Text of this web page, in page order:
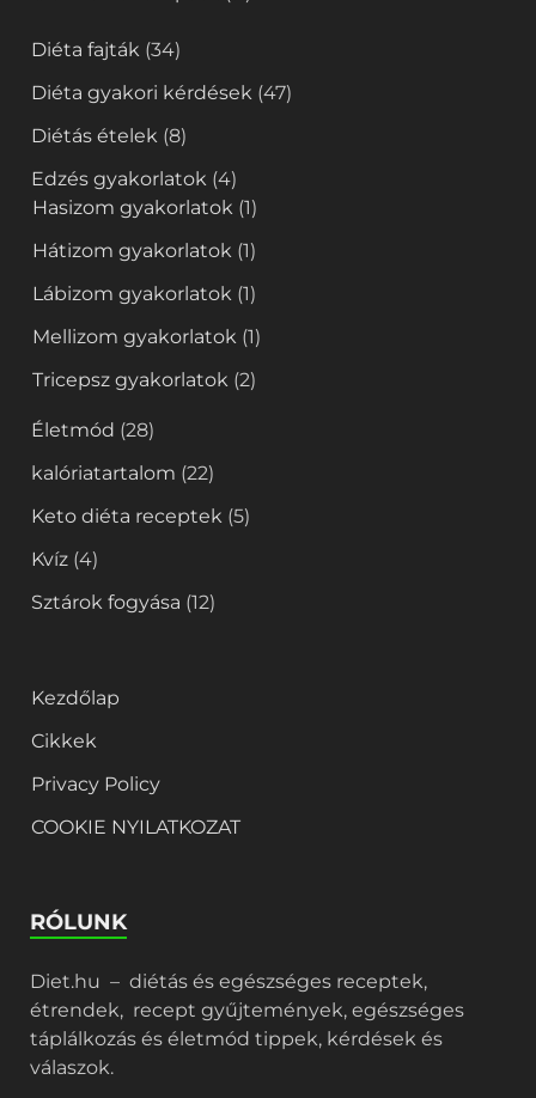
Diéta fajták (34)
Diéta gyakori kérdések (47)
Diétás ételek (8)
Edzés gyakorlatok (4)
Hasizom gyakorlatok (1)
Hátizom gyakorlatok (1)
Lábizom gyakorlatok (1)
Mellizom gyakorlatok (1)
Tricepsz gyakorlatok (2)
Életmód (28)
kalóriatartalom (22)
Keto diéta receptek (5)
Kvíz (4)
Sztárok fogyása (12)
Kezdőlap
Cikkek
Privacy Policy
COOKIE NYILATKOZAT
RÓLUNK
Diet.hu – diétás és egészséges receptek,
étrendek, recept gyűjtemények, egészséges
táplálkozás és életmód tippek, kérdések és
válaszok.